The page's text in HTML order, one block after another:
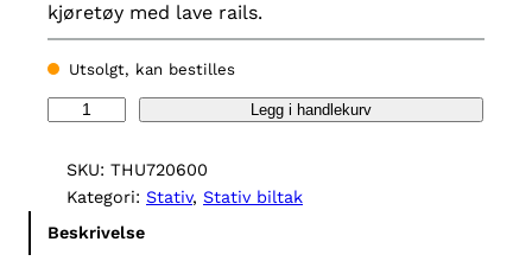
kjøretøy med lave rails.
Utsolgt, kan bestilles
Legg i handlekurv
SKU: THU720600
Kategori: Stativ, Stativ biltak
Beskrivelse